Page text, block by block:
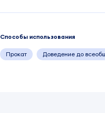
Способы использования
Прокат Доведение до